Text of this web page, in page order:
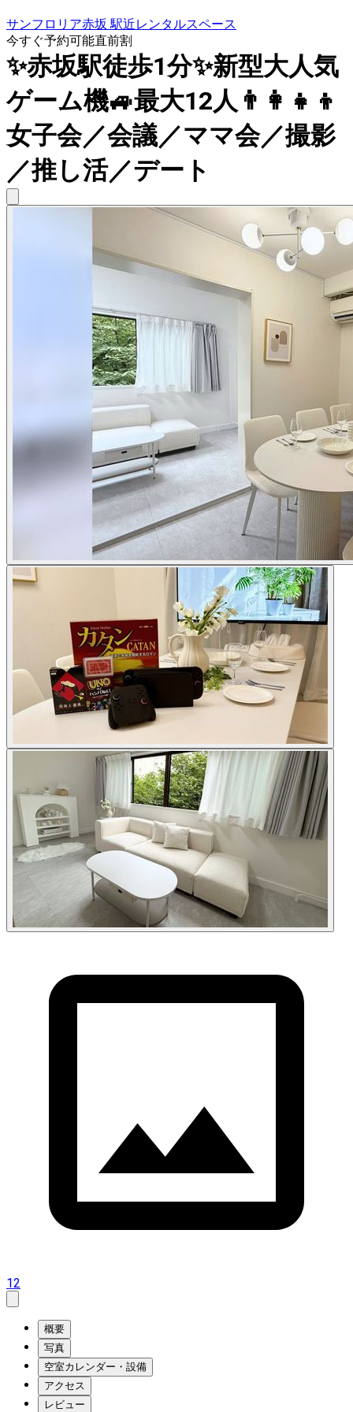
サンフロリア赤坂 駅近レンタルスペース
今すぐ予約可能直前割
✨赤坂駅徒歩1分✨新型大人気
ゲーム機🚙最大12人👨‍👩‍👧‍👦
女子会／会議／ママ会／撮影
／推し活／デート
12
概要
写真
空室カレンダー・設備
アクセス
レビュー